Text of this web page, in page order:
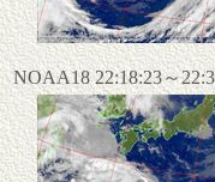
NOAA18 22:18:23～